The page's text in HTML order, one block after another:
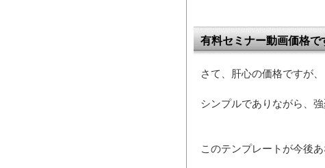
有料セミナー動画価格で
さて、肝心の価格ですが、
シンプルでありながら、
このテンプレートが今後